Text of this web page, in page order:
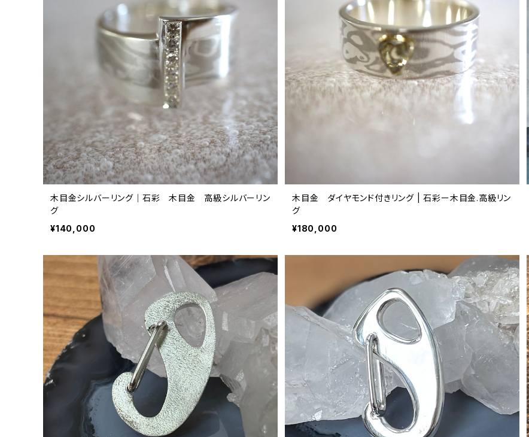
木目金シルバーリング｜石彩 木目金 高級シルバーリン
グ
¥140,000
木目金 ダイヤモンド付きリング | 石彩ー木目金.高級リン
グ
¥180,000